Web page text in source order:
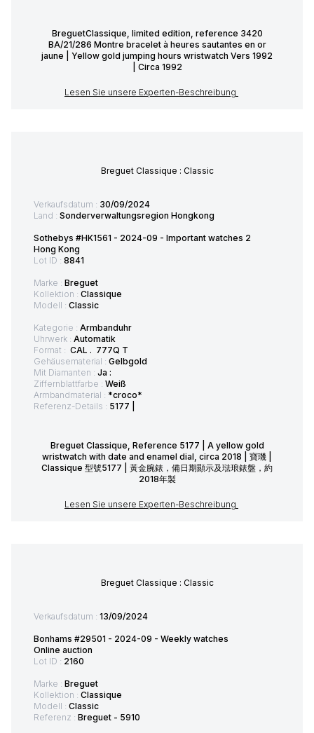
BreguetClassique, limited edition, reference 3420
BA/21/286 Montre bracelet à heures sautantes en or
jaune | Yellow gold jumping hours wristwatch Vers 1992
| Circa 1992
Lesen Sie unsere Experten-Beschreibung
Breguet Classique : Classic
Verkaufsdatum : 30/09/2024
Land : Sonderverwaltungsregion Hongkong
Sothebys #HK1561 - 2024-09 - Important watches 2
Hong Kong
Lot ID : 8841
Marke : Breguet
Kollektion : Classique
Modell : Classic
Kategorie : Armbanduhr
Uhrwerk : Automatik
Format : CAL . 777Q T
Gehäusematerial : Gelbgold
Mit Diamanten : Ja :
Ziffernblattfarbe : Weiß
Armbandmaterial : *croco*
Referenz-Details : 5177 |
Breguet Classique, Reference 5177 | A yellow gold
wristwatch with date and enamel dial, circa 2018 | 寶璣 |
Classique 型號5177 | 黃金腕錶，備日期顯示及琺琅錶盤，約
2018年製
Lesen Sie unsere Experten-Beschreibung
Breguet Classique : Classic
Verkaufsdatum : 13/09/2024
Bonhams #29501 - 2024-09 - Weekly watches
Online auction
Lot ID : 2160
Marke : Breguet
Kollektion : Classique
Modell : Classic
Referenz : Breguet - 5910